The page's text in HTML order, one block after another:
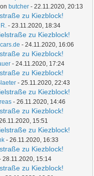
butcher - 22.11.2020, 20:13
zu Kiezblock!
- 23.11.2020, 18:34
zu Kiezblock!
- 24.11.2020, 16:06
zu Kiezblock!
- 24.11.2020, 17:24
zu Kiezblock!
- 25.11.2020, 22:43
zu Kiezblock!
- 26.11.2020, 14:46
zu Kiezblock!
15:51
zu Kiezblock!
- 26.11.2020, 16:33
zu Kiezblock!
28.11.2020, 15:14
zu Kiezblock!